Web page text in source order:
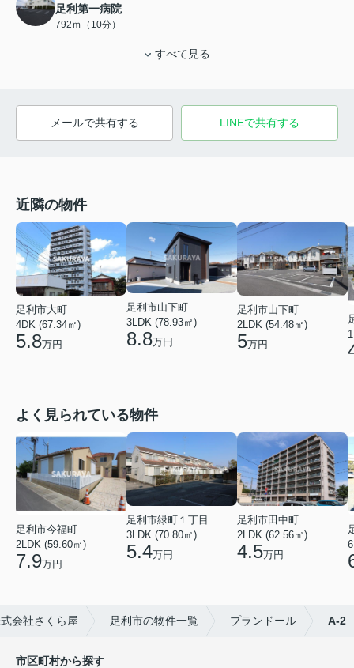
足利第一病院
792ｍ（10分）
すべて見る
メールで共有する LINEで共有する
近隣の物件
足利市大町
4DK (67.34㎡)
5.8万円
足利市山下町
3LDK (78.93㎡)
8.8万円
足利市山下町
2LDK (54.48㎡)
5万円
よく見られている物件
足利市今福町
2LDK (59.60㎡)
7.9万円
足利市緑町１丁目
3LDK (70.80㎡)
5.4万円
足利市田中町
2LDK (62.56㎡)
4.5万円
会社さくら屋 足利市の物件一覧 プランドール A-2
市区町村から探す